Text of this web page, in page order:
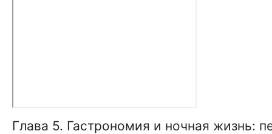
Глава 5. Гастрономия и ночная жизнь: